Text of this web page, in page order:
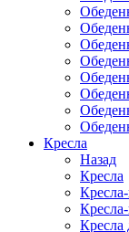
Кресла
Назад
Кресла
Кресла